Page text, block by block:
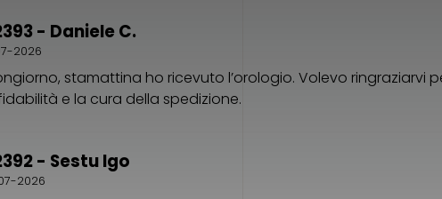
- Daniele C.
2026
stamattina ho ricevuto l’orologio. Volevo ringraziarvi
e la cura della spedizione.
- Sestu Igo
2026